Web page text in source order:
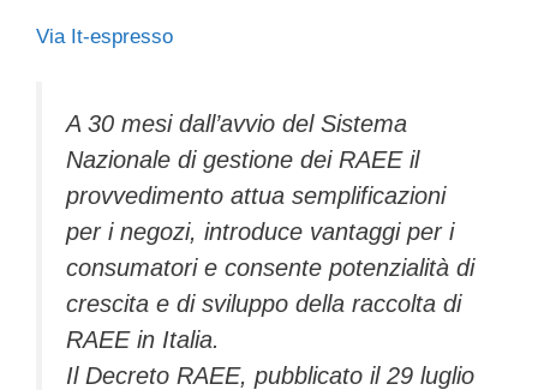
c
b
o
o
k
tt
d
s
dI
n
a
m
A
p
p
di
Via It-espresso
A 30 mesi dall’avvio del Sistema
Nazionale di gestione dei RAEE il
provvedimento attua semplificazioni
per i negozi, introduce vantaggi per i
consumatori e consente potenzialità di
crescita e di sviluppo della raccolta di
RAEE in Italia.
Il Decreto RAEE, pubblicato il 29 luglio